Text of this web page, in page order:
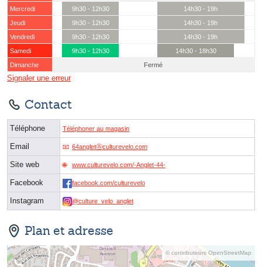
Mercredi
9h30 - 12h30
14h30 - 19h
Jeudi
9h30 - 12h30
14h30 - 19h
Vendredi
9h30 - 12h30
14h30 - 19h
Samedi
9h30 - 12h30
14h30 - 18h30
Dimanche
Fermé
Signaler une erreur
Contact
Téléphone Téléphoner au magasin
Email 64angletⓐculturevelo.com
Site web www.culturevelo.com/-Anglet-44-
Facebook facebook.com/culturevelo
Instagram @culture_velo_anglet
Plan et adresse
© contributeurs OpenStreetMap